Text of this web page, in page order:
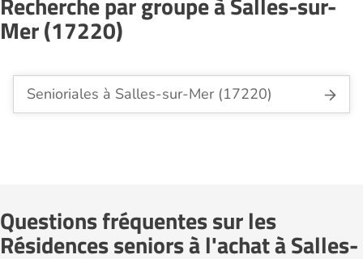
Mer (17220)
Senioriales à Salles-sur-Mer (17220)
Questions fréquentes sur les
Résidences seniors à l'achat à Salles-